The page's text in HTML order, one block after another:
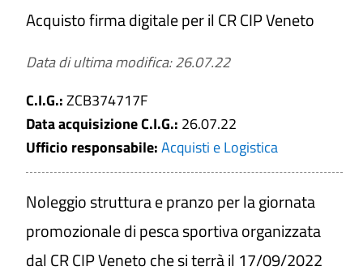
Acquisto firma digitale per il CR CIP Veneto
Data di ultima modifica: 26.07.22
C.I.G.:ZCB374717F
Data acquisizione C.I.G.: 26.07.22
Ufficio responsabile:Acquisti e Logistica
Noleggio struttura e pranzo per la giornata
promozionale di pesca sportiva organizzata
dal CR CIP Veneto che si terrà il 17/09/2022